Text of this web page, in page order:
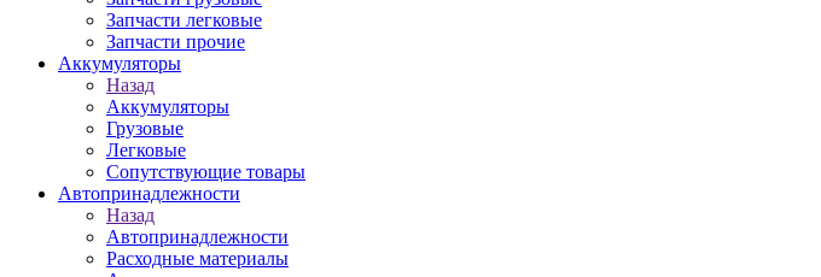
Запчасти легковые
Запчасти прочие
Аккумуляторы
Назад
Аккумуляторы
Грузовые
Легковые
Сопутствующие товары
Автопринадлежности
Назад
Автопринадлежности
Расходные материалы